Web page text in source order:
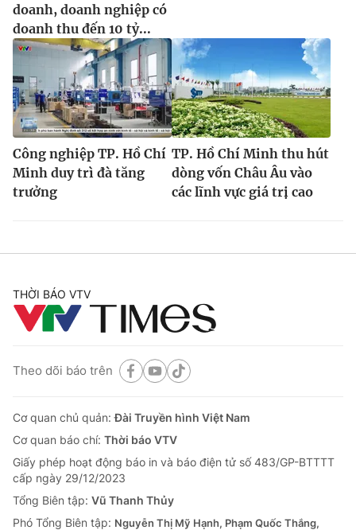
doanh, doanh nghiệp có
doanh thu đến 10 tỷ...
Công nghiệp TP. Hồ Chí
Minh duy trì đà tăng
trưởng
TP. Hồ Chí Minh thu hút
dòng vốn Châu Âu vào
các lĩnh vực giá trị cao
THỜI BÁO VTV
Theo dõi báo trên
Cơ quan chủ quản:Đài Truyền hình Việt Nam
Cơ quan báo chí: Thời báo VTV
Giấy phép hoạt động báo in và báo điện tử số 483/GP-BTTTT
cấp ngày 29/12/2023
Tổng Biên tập: Vũ Thanh Thủy
Phó Tổng Biên tập: Nguyễn Thị Mỹ Hạnh, Phạm Quốc Thắng,